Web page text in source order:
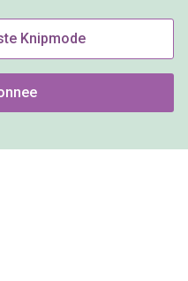
Knipmode